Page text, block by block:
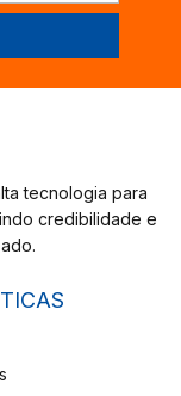
tecnologia para
credibilidade e